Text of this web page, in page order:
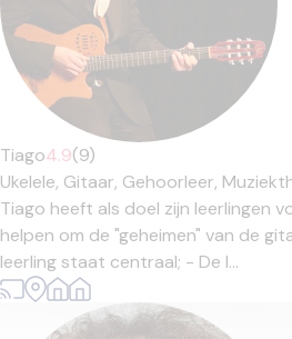
Tiago4.9(9)
Ukelele, Gitaar, Gehoorleer,
Tiago heeft als doel zijn leerlingen
helpen om de "geheimen" van de
leerling staat centraal; - De l...